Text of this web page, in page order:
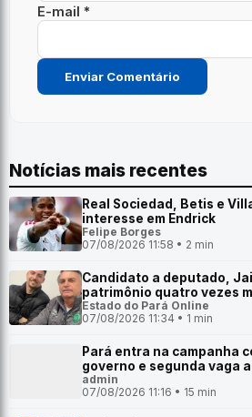
E-mail *
Notícias mais recentes
Real Sociedad, Betis e
interesse em Endrick
Felipe Borges
07/08/2026 11:58 • 2 min
Candidato a deputado,
patrimônio quatro vezes
Estado do Pará Online
07/08/2026 11:34 • 1 min
Pará entra na campanha
governo e segunda vaga
admin
07/08/2026 11:16 • 15 min